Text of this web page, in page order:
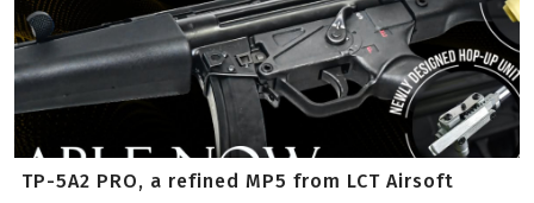
TP-5A2 PRO, a refined MP5 from LCT Airsoft